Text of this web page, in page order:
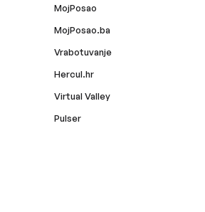
MojPosao
MojPosao.ba
Vrabotuvanje
Hercul.hr
Virtual Valley
Pulser